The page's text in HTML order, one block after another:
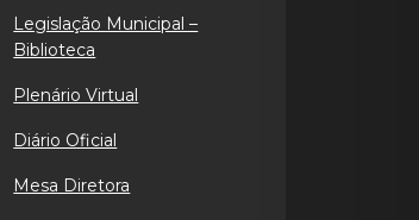
Legislação Municipal –
Biblioteca
Plenário Virtual
Diário Oficial
Mesa Diretora